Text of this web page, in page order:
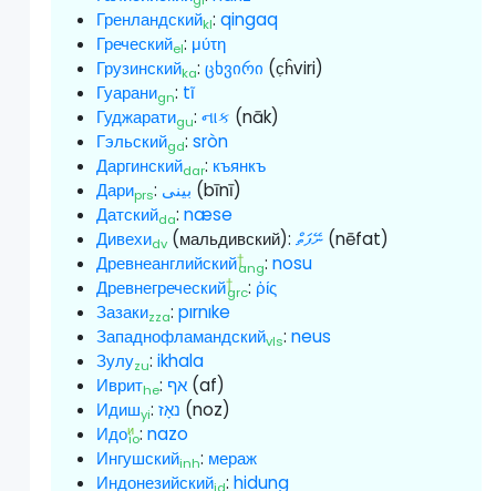
Гренландскийkl:qingaq
Греческийel: μύτη
Грузинскийka:ცხვირი (c̣ĥviri)
Гуараниgn: tĩ
Гуджаратиgu:નાક (nāk)
Гэльскийgd:sròn
Даргинскийdar: къянкъ
Дариprs: بینی (bīnī)
Датскийda:næse
Дивехиdv (мальдивский):ނޭފަތް (nēfat)
Древнеанглийский†
ang:nosu
Древнегреческий†
grc: ῥίς
Зазакиzza:pırnıke
Западнофламандскийvls:neus
Зулуzu:ikhala
Ивритhe: אף (af)
Идишyi:נאָז (noz)
Идои
io:nazo
Ингушскийinh: мераж
Индонезийский :hidung